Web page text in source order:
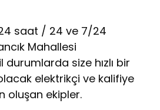
saat / 24 ve 7/24
Mahallesi
size hızlı bir
elektrikçi ve kalifiye
oluşan ekipler.